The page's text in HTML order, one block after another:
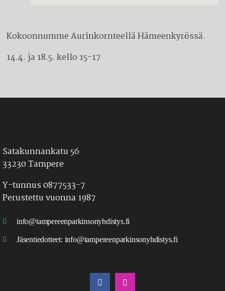
Kokoonnumme Aurinkornteellä Hämeenkyrössä.
14.4. ja 18.5. kello 15-17
Satakunnankatu 56
33230 Tampere
Y-tunnus 0877533-7
Perustettu vuonna 1987
info@tampereenparkinsonyhdistys.fi
Jäsentiedotteet: info@tampereenparkinsonyhdistys.fi